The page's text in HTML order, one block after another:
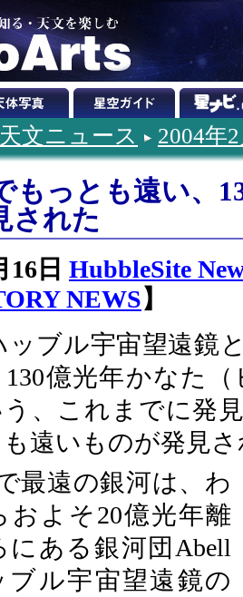
天文ニュース 2004年
もっとも遠い、
された
16日 HubbleSite
NEWS】
ッブル宇宙望遠鏡
億光年かなた
、これまでに発
遠いものが発見
最遠の銀河は、わ
およそ20億光年離
ある銀河団Abell
ブル宇宙望遠鏡の